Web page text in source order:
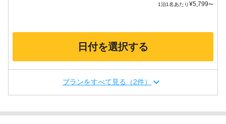
1泊1名あたり¥5,799〜
日付を選択する
プランをすべて見る（2件）